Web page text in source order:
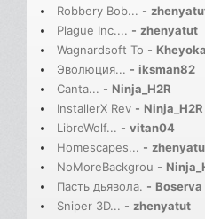
Robbery Bob... -
Plague Inc.... - zhenyatut
Wagnardsoft To - Kheyoka
Эволюция... - iksman82
Canta... - Ninja_H2R
InstallerX Rev - Ninja_H2R
LibreWolf... - vitan04
Homescapes... -
NoMoreBackgrou -
Пасть дьявола. - Boserva
Sniper 3D... - zhenyatut